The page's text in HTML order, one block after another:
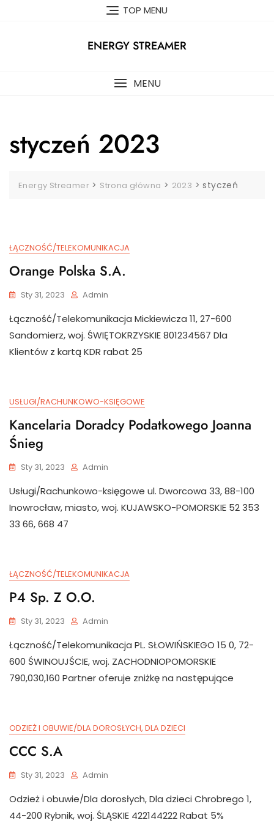
TOP MENU
ENERGY STREAMER
MENU
styczeń 2023
Energy Streamer > Strona główna > 2023 >styczeń
ŁĄCZNOŚĆ/TELEKOMUNIKACJA
Orange Polska S.A.
Sty 31, 2023 Admin
Łączność/Telekomunikacja Mickiewicza 11, 27-600
Sandomierz, woj. ŚWIĘTOKRZYSKIE 801234567 Dla
Klientów z kartą KDR rabat 25
USŁUGI/RACHUNKOWO-KSIĘGOWE
Kancelaria Doradcy Podatkowego Joanna
Śnieg
Sty 31, 2023 Admin
Usługi/Rachunkowo-księgowe ul. Dworcowa 33, 88-100
Inowrocław, miasto, woj. KUJAWSKO-POMORSKIE 52 353
33 66, 668 47
ŁĄCZNOŚĆ/TELEKOMUNIKACJA
P4 Sp. Z O.o.
Sty 31, 2023 Admin
Łączność/Telekomunikacja PL. SŁOWIŃSKIEGO 15 0, 72-
600 ŚWINOUJŚCIE, woj. ZACHODNIOPOMORSKIE
790,030,160 Partner oferuje zniżkę na następujące
ODZIEŻ I OBUWIE/DLA DOROSŁYCH, DLA DZIECI
CCC S.A
Sty 31, 2023 Admin
Odzież i obuwie/Dla dorosłych, Dla dzieci Chrobrego 1,
44-200 Rybnik, woj. ŚLĄSKIE 422144222 Rabat 5%